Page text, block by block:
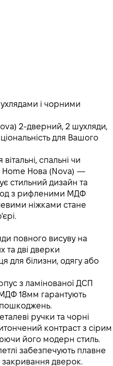
і чорними
2-дверний, 2 шухляди,
для Вашого
спальні чи
Нова (Nova) —
стильний дизайн та
з рифленими МДФ
ніжками стане
повного висуву на
та дві дверки
для білизни, одягу або
з ламінованої ДСП
18мм гарантують
пошкоджень.
ручки та чорні
контраст з сірим
його модерн стиль.
забезпечують плавне
дверок.